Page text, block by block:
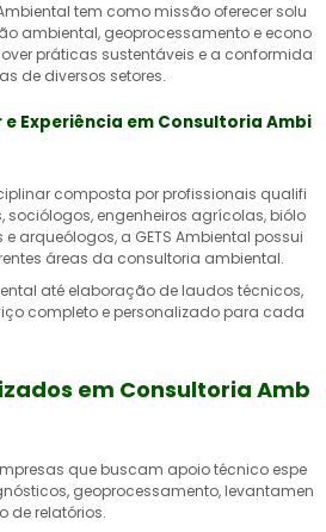
tem como missão oferecer solu
ambiental, geoprocessamento e econo
práticas sustentáveis e a conformida
de diversos setores.
Experiência em Consultoria Ambi
composta por profissionais qualifi
engenheiros agrícolas, biólo
arqueólogos, a GETS Ambiental possui
áreas da consultoria ambiental.
até elaboração de laudos técnicos,
completo e personalizado para cada
em Consultoria Amb
que buscam apoio técnico espe
geoprocessamento, levantamen
de relatórios.